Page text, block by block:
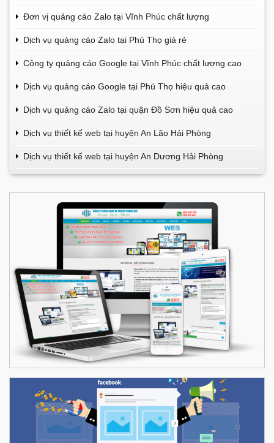
Đơn vị quảng cáo Zalo tại Vĩnh Phúc chất lượng
Dịch vụ quảng cáo Zalo tại Phú Thọ giá rẻ
Công ty quảng cáo Google tại Vĩnh Phúc chất lượng cao
Dịch vụ quảng cáo Google tại Phú Thọ hiệu quả cao
Dịch vụ quảng cáo Zalo tại quận Đồ Sơn hiệu quả cao
Dịch vụ thiết kế web tại huyện An Lão Hải Phòng
Dịch vụ thiết kế web tại huyện An Dương Hải Phòng